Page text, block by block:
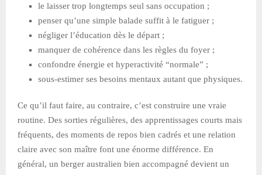
le laisser trop longtemps seul sans occupation ;
penser qu’une simple balade suffit à le fatiguer ;
négliger l’éducation dès le départ ;
manquer de cohérence dans les règles du foyer ;
confondre énergie et hyperactivité “normale” ;
sous-estimer ses besoins mentaux autant que physiques.
Ce qu’il faut faire, au contraire, c’est construire une vraie
routine. Des sorties régulières, des apprentissages courts mais
fréquents, des moments de repos bien cadrés et une relation
claire avec son maître font une énorme différence. En
général, un berger australien bien accompagné devient un